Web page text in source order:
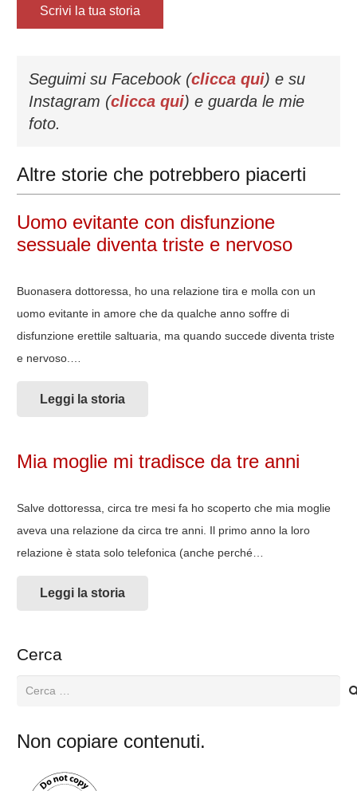
Scrivi la tua storia
Seguimi su Facebook (clicca qui) e su
Instagram (clicca qui) e guarda le mie
foto.
Altre storie che potrebbero piacerti
Uomo evitante con disfunzione
sessuale diventa triste e nervoso
Buonasera dottoressa, ho una relazione tira e molla con un
uomo evitante in amore che da qualche anno soffre di
disfunzione erettile saltuaria, ma quando succede diventa triste
e nervoso.…
Leggi la storia
Mia moglie mi tradisce da tre anni
Salve dottoressa, circa tre mesi fa ho scoperto che mia moglie
aveva una relazione da circa tre anni. Il primo anno la loro
relazione è stata solo telefonica (anche perché…
Leggi la storia
Cerca
Ricerca
Non copiare contenuti.